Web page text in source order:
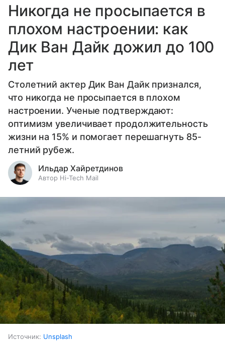
Никогда не просыпается в
плохом настроении: как
Дик Ван Дайк дожил до 100
лет
Столетний актер Дик Ван Дайк признался,
что никогда не просыпается в плохом
настроении. Ученые подтверждают:
оптимизм увеличивает продолжительность
жизни на 15% и помогает перешагнуть 85-
летний рубеж.
Ильдар Хайретдинов
Автор Hi-Tech Mail
Источник: Unsplash